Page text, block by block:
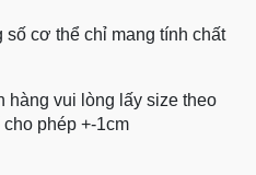
cơ thể chỉ mang tính chất
hàng vui lòng lấy size theo
phép +-1cm